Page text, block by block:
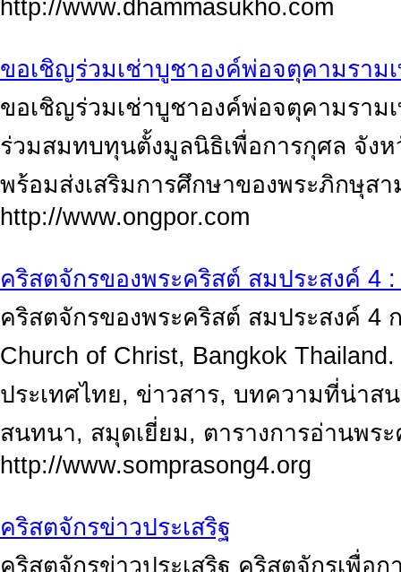
http://www.dhammasukho.com
ขอเชิญร่วมเช่าบูชาองค์พ่อจตุคามราม
ขอเชิญร่วมเช่าบูชาองค์พ่อจตุคามราม
ร่วมสมทบทุนตั้งมูลนิธิเพื่อการกุศล จัง
พร้อมส่งเสริมการศึกษาของพระภิกษุส
http://www.ongpor.com
คริสตจักรของพระคริสต์ สมประสงค์ 4
คริสตจักรของพระคริสต์ สมประสงค์ 4
Church of Christ, Bangkok
ประเทศไทย, ข่าวสาร, บทความที่น่าส
สนทนา, สมุดเยี่ยม, ตารางการอ่านพร
http://www.somprasong4.org
คริสตจักรข่าวประเสริฐ
คริสตจักรข่าวประเสริฐ คริสตจักรเพื่อ